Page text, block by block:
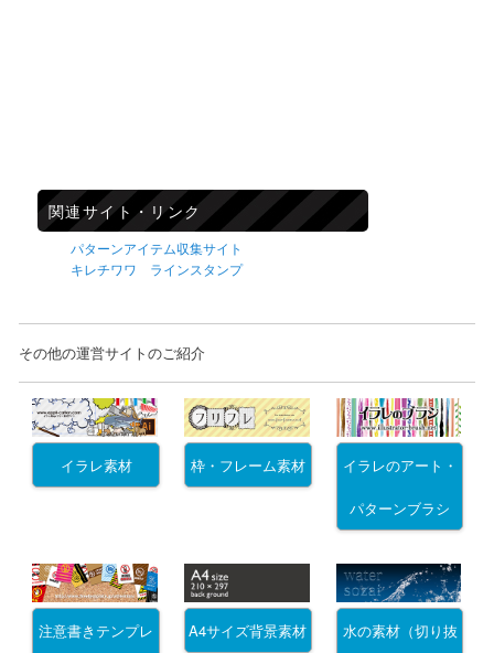
関連サイト・リンク
パターンアイテム収集サイト
キレチワワ ラインスタンプ
その他の運営サイトのご紹介
イラレ素材 枠・フレーム素材 イラレのアート・
パターンブラシ
注意書きテンプレ A4サイズ背景素材 水の素材（切り抜